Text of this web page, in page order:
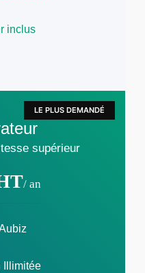
inclus
supérieur
/ an
Illimitée